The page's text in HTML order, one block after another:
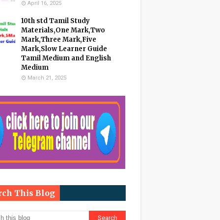
April 16, 2025
10th std Tamil Study
Materials,One Mark,Two
Mark,Three Mark,Five
Mark,Slow Learner Guide
Tamil Medium and English
Medium
March 21, 2025
This Blog